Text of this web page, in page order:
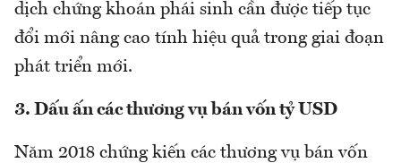
dịch chứng khoán phái sinh cần được tiếp tục
đổi mới nâng cao tính hiệu quả trong giai đoạn
phát triển mới.
3. Dấu ấn các thương vụ bán vốn tỷ USD
Năm 2018 chứng kiến các thương vụ bán vốn